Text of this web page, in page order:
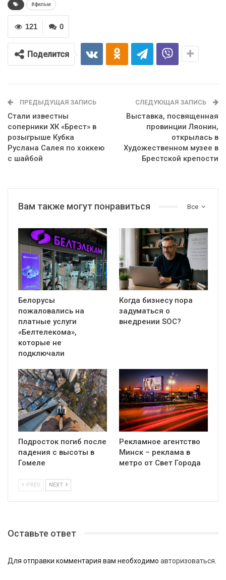
#фильм
0
121
Поделится
ПРЕДЫДУЩАЯ ЗАПИСЬ
Стали известны
соперники ХК «Брест» в
розыгрыше Кубка
Руслана Салея по хоккею
с шайбой
СЛЕДУЮЩАЯ ЗАПИСЬ
Выставка, посвященная
провинции Ляонин,
открылась в
Художественном музее в
Брестской крепости
Все
Вам также могут понравиться
Белорусы
пожаловались на
платные услуги
«Белтелекома»,
которые не
подключали
Когда бизнесу пора
задуматься о
внедрении SOC?
Подросток погиб после
падения с высоты в
Гомеле
Рекламное агентство
Минск – реклама в
метро от Свет Города
PREV NEXT
Оставьте ответ
Для отправки комментария вам необходимо авторизоваться